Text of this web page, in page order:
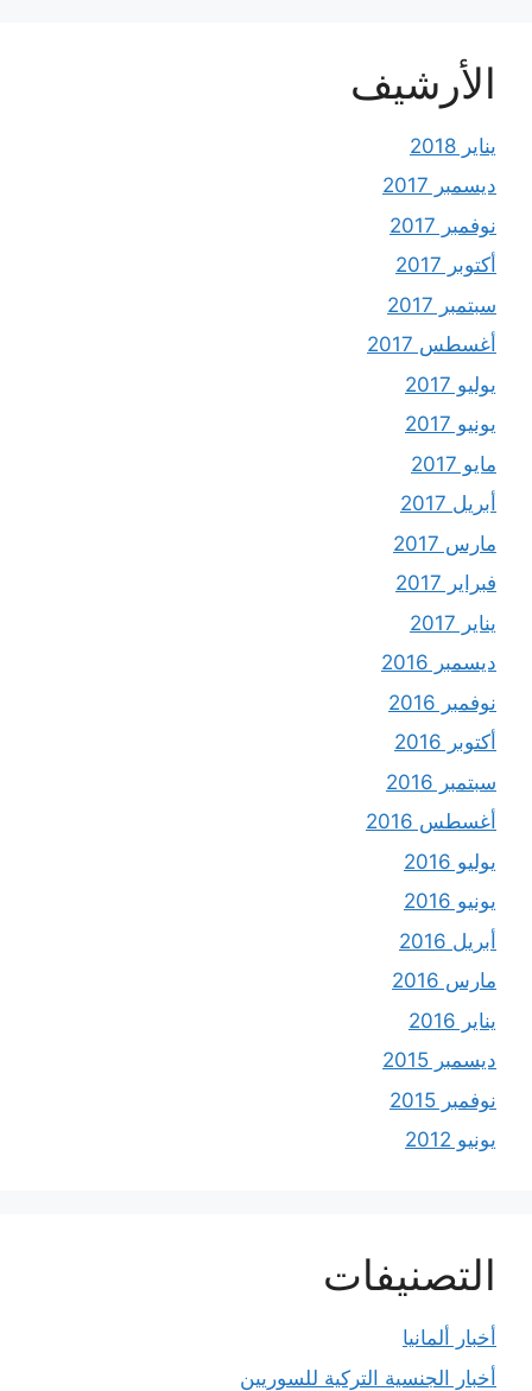
الأرشيف
يناير 2018
ديسمبر 2017
نوفمبر 2017
أكتوبر 2017
سبتمبر 2017
أغسطس 2017
يوليو 2017
يونيو 2017
مايو 2017
أبريل 2017
مارس 2017
فبراير 2017
يناير 2017
ديسمبر 2016
نوفمبر 2016
أكتوبر 2016
سبتمبر 2016
أغسطس 2016
يوليو 2016
يونيو 2016
أبريل 2016
مارس 2016
يناير 2016
ديسمبر 2015
نوفمبر 2015
يونيو 2012
التصنيفات
أخبار ألمانيا
أخبار الجنسية التركية للسوريين